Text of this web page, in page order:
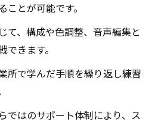
とが可能です。
て、構成や色調整、音声編集と
きます。
所で学んだ手順を繰り返し練習
ではのサポート体制により、ス